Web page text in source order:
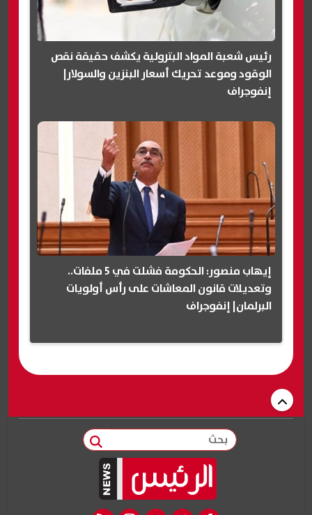
رئيس شعبة المواد البترولية يكشف حقيقة نقص
الوقود وموعد تحريك أسعار البنزين والسولار|
إنفوجراف
إيهاب منصور: الحكومة فشلت في 5 ملفات..
وتعديلات قانون المعاشات على رأس أولويات
البرلمان| إنفوجراف
بحث